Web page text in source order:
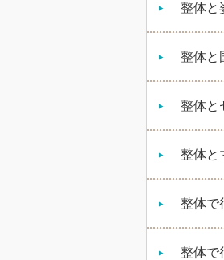
整体と
整体と
整体と
整体と
整体で
整体で